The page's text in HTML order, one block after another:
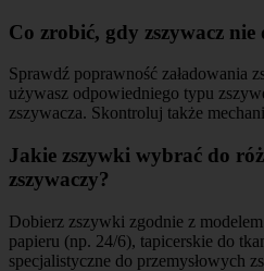
Co zrobić, gdy zszywacz nie
Sprawdź poprawność załadowania
używasz odpowiedniego typu
zszywacza. Skontroluj także
Jakie zszywki wybrać do
zszywaczy?
Dobierz zszywki zgodnie z
papieru (np. 24/6), tapicerskie do
specjalistyczne do przemysłowych